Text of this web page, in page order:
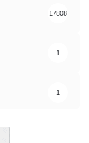
17808
1
1